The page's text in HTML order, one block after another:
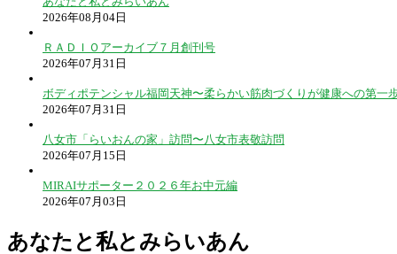
2026年08月04日
ＲＡＤＩＯアーカイブ７月創刊号
2026年07月31日
ボディポテンシャル福岡天神〜柔らかい筋肉づくりが健康への第一
2026年07月31日
八女市「らいおんの家」訪問〜八女市表敬訪問
2026年07月15日
MIRAIサポーター２０２６年お中元編
2026年07月03日
あなたと私とみらいあん